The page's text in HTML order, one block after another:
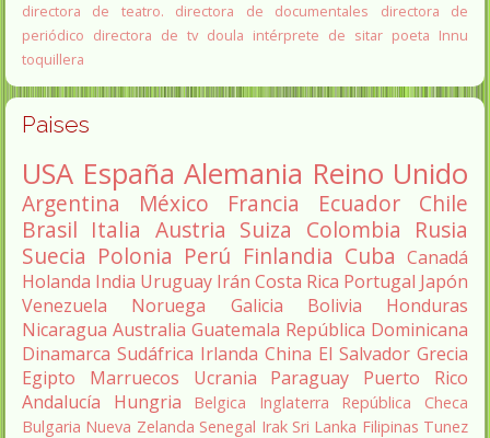
directora de teatro. directora de documentales
directora de
periódico directora de tv doula intérprete de sitar poeta Innu
toquillera
Paises
USA España Alemania Reino Unido
Argentina México Francia Ecuador
Chile
Brasil Italia Austria Suiza Colombia Rusia
Suecia Polonia Perú Finlandia Cuba Canadá
Holanda India Uruguay Irán Costa Rica Portugal Japón
Venezuela
Noruega Galicia Bolivia
Honduras
Nicaragua Australia Guatemala República Dominicana
Dinamarca Sudáfrica Irlanda China El Salvador Grecia
Egipto
Marruecos Ucrania Paraguay
Puerto Rico
Andalucía
Hungria Belgica Inglaterra
República Checa
Bulgaria Nueva Zelanda Senegal Irak Sri Lanka Filipinas Tunez